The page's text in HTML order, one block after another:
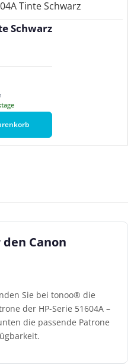
Schwarz
Canon
Sie bei tonoo® die
der HP-Serie 51604A –
die passende Patrone